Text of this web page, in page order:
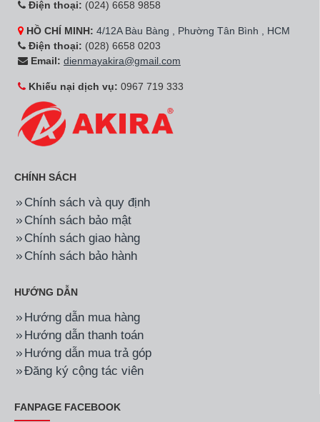
Điện thoại: (024) 6658 9858
HỒ CHÍ MINH: 4/12A Bàu Bàng , Phường Tân Bình , HCM
Điện thoại: (028) 6658 0203
Email: dienmayakira@gmail.com
Khiếu nại dịch vụ: 0967 719 333
CHÍNH SÁCH
Chính sách và quy định
Chính sách bảo mật
Chính sách giao hàng
Chính sách bảo hành
HƯỚNG DẪN
Hướng dẫn mua hàng
Hướng dẫn thanh toán
Hướng dẫn mua trả góp
Đăng ký cộng tác viên
FANPAGE FACEBOOK